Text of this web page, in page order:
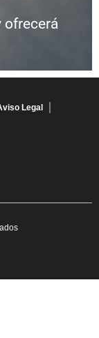
ofrecerá
Legal